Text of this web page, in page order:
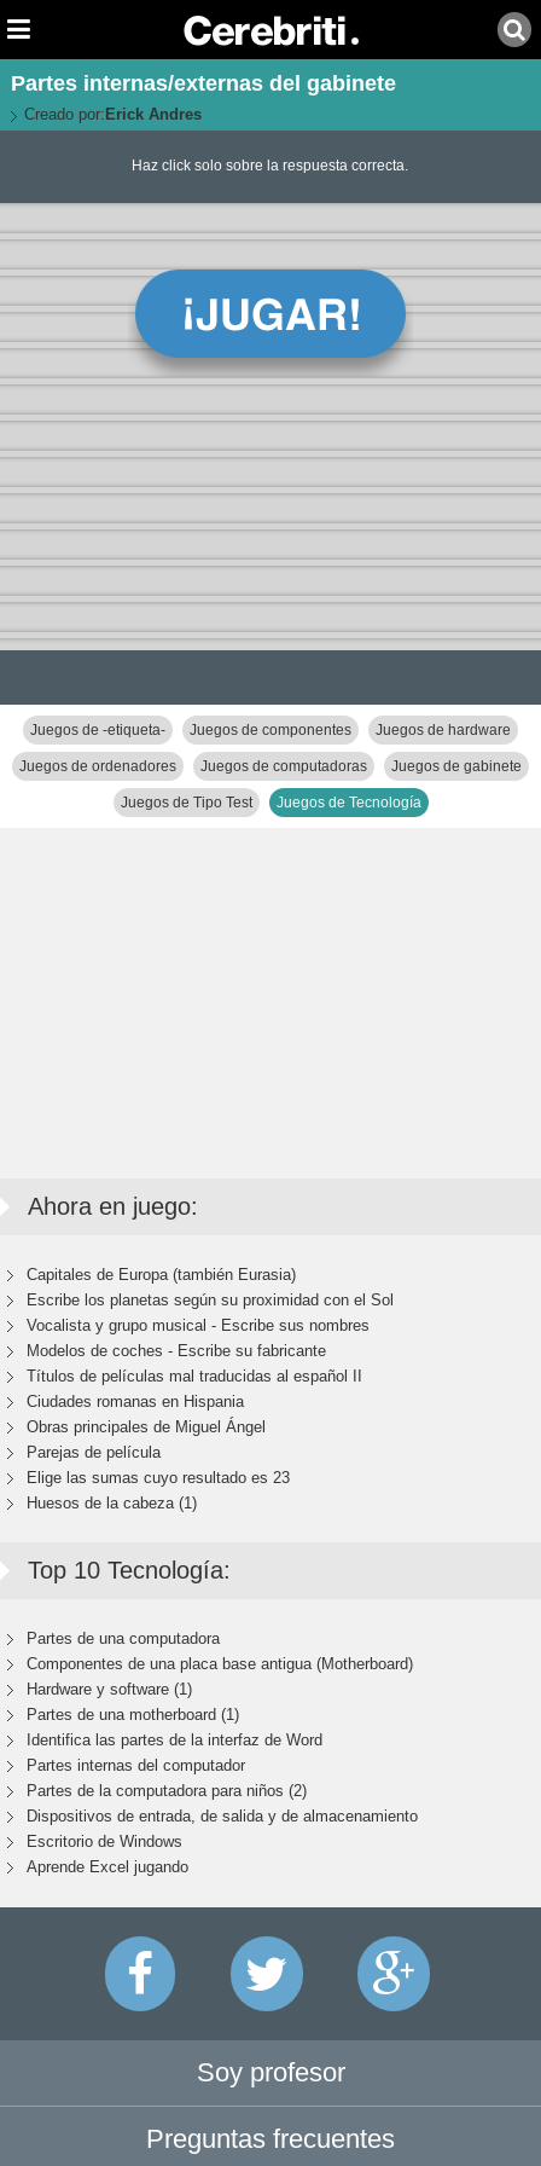
Partes internas/externas del gabinete
Creado por: Erick Andres
Haz click solo sobre la respuesta correcta.
Juegos de -etiqueta- Juegos de componentes Juegos de hardware
Juegos de ordenadores Juegos de computadoras Juegos de gabinete
Juegos de Tipo Test Juegos de Tecnología
Ahora en juego:
Capitales de Europa (también Eurasia)
Escribe los planetas según su proximidad con el Sol
Vocalista y grupo musical - Escribe sus nombres
Modelos de coches - Escribe su fabricante
Títulos de películas mal traducidas al español II
Ciudades romanas en Hispania
Obras principales de Miguel Ángel
Parejas de película
Elige las sumas cuyo resultado es 23
Huesos de la cabeza (1)
Top 10 Tecnología:
Partes de una computadora
Componentes de una placa base antigua (Motherboard)
Hardware y software (1)
Partes de una motherboard (1)
Identifica las partes de la interfaz de Word
Partes internas del computador
Partes de la computadora para niños (2)
Dispositivos de entrada, de salida y de almacenamiento
Escritorio de Windows
Aprende Excel jugando
Soy profesor
Preguntas frecuentes